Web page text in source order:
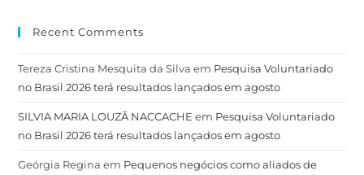
Recent Comments
Tereza Cristina Mesquita da Silva em Pesquisa Voluntariado
no Brasil 2026 terá resultados lançados em agosto
SILVIA MARIA LOUZÃ NACCACHE em Pesquisa Voluntariado
no Brasil 2026 terá resultados lançados em agosto
Geórgia Regina em Pequenos negócios como aliados de